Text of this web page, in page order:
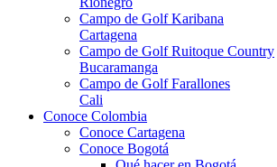
Campo de Golf Karibana
Cartagena
Campo de Golf Ruitoque Country
Bucaramanga
Campo de Golf Farallones
Cali
Conoce Colombia
Conoce Cartagena
Conoce Bogotá